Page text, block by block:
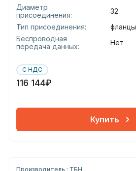
Диаметр
присоединения:
32
Тип присоединения:
фланцы
Беспроводная
передача данных:
Нет
С НДС
116 144₽
Купить
Производитель : ТБН